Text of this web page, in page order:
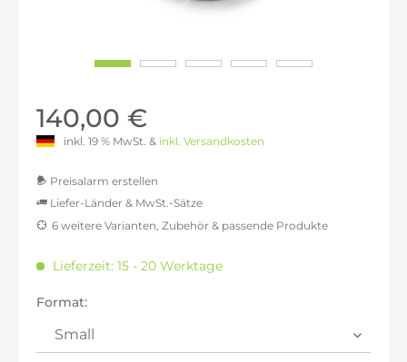
140,00 €
inkl. 19 % MwSt. & inkl. Versandkosten
Preisalarm erstellen
Liefer-Länder & MwSt.-Sätze
inkl. 16% MwSt.: 136,47 €
inkl. 21% MwSt.: 142,35 €
6 weitere Varianten, Zubehör & passende Produkte
Lieferzeit: 15 - 20 Werktage
Format: